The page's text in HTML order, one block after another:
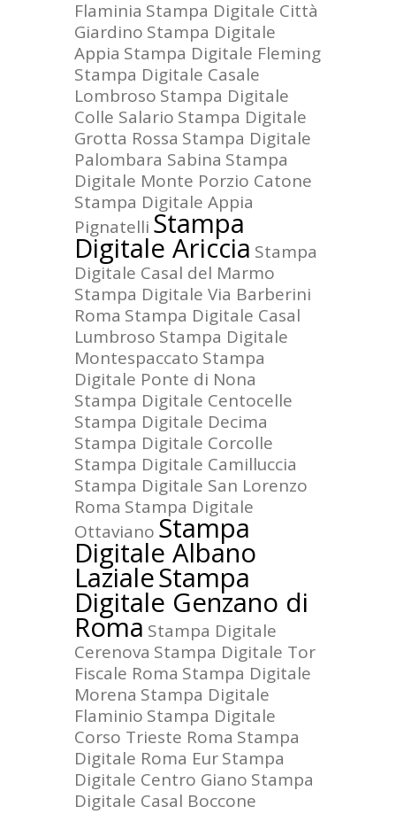
Flaminia Stampa Digitale Città
Giardino Stampa Digitale
Appia Stampa Digitale Fleming
Stampa Digitale Casale
Lombroso Stampa Digitale
Colle Salario Stampa Digitale
Grotta Rossa Stampa Digitale
Palombara Sabina Stampa
Digitale Monte Porzio Catone
Stampa Digitale Appia
Pignatelli Stampa
Digitale Ariccia Stampa
Digitale Casal del Marmo
Stampa Digitale Via Barberini
Roma Stampa Digitale Casal
Lumbroso Stampa Digitale
Montespaccato Stampa
Digitale Ponte di Nona
Stampa Digitale Centocelle
Stampa Digitale Decima
Stampa Digitale Corcolle
Stampa Digitale Camilluccia
Stampa Digitale San Lorenzo
Roma Stampa Digitale
Ottaviano Stampa
Digitale Albano
LazialeStampa
Digitale Genzano di
Roma Stampa Digitale
Cerenova Stampa Digitale Tor
Fiscale Roma Stampa Digitale
Morena Stampa Digitale
Flaminio Stampa Digitale
Corso Trieste Roma Stampa
Digitale Roma EurStampa
Digitale Centro Giano Stampa
Digitale Casal Boccone